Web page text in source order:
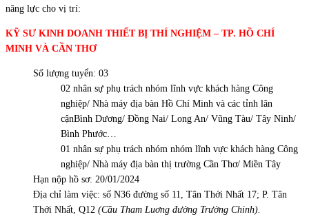
năng lực cho vị trí:
KỸ SƯ KINH DOANH THIẾT BỊ THÍ NGHIỆM – TP. HỒ CHÍ
MINH VÀ CẦN THƠ
Số lượng tuyển: 03
02 nhân sự phụ trách nhóm lĩnh vực khách hàng Công
nghiệp/ Nhà máy địa bàn Hồ Chí Minh và các tỉnh lân
cậnBình Dương/ Đồng Nai/ Long An/ Vũng Tàu/ Tây Ninh/
Bình Phước…
01 nhân sự phụ trách nhóm nhóm lĩnh vực khách hàng Công
nghiệp/ Nhà máy địa bàn thị trường Cần Thơ/ Miền Tây
Hạn nộp hồ sơ: 20/01/2024
Địa chỉ làm việc: số N36 đường số 11, Tân Thới Nhất 17; P. Tân
Thới Nhất, Q12 (Cầu Tham Luơng đường Trường Chinh).